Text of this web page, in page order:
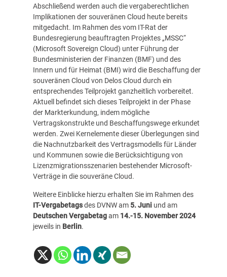
Abschließend werden auch die vergaberechtlichen
Implikationen der souveränen Cloud heute bereits
mitgedacht. Im Rahmen des vom IT-Rat der
Bundesregierung beauftragten Projektes „MSSC“
(Microsoft Sovereign Cloud) unter Führung der
Bundesministerien der Finanzen (BMF) und des
Innern und für Heimat (BMI) wird die Beschaffung der
souveränen Cloud von Delos Cloud durch ein
entsprechendes Teilprojekt ganzheitlich vorbereitet.
Aktuell befindet sich dieses Teilprojekt in der Phase
der Markterkundung, indem mögliche
Vertragskonstrukte und Beschaffungswege erkundet
werden. Zwei Kernelemente dieser Überlegungen sind
die Nachnutzbarkeit des Vertragsmodells für Länder
und Kommunen sowie die Berücksichtigung von
Lizenzmigrationsszenarien bestehender Microsoft-
Verträge in die souveräne Cloud.
Weitere Einblicke hierzu erhalten Sie im Rahmen des
IT-Vergabetagsdes DVNW am5. Juniund am
Deutschen Vergabetagam 14.-15. November 2024
jeweils in Berlin.